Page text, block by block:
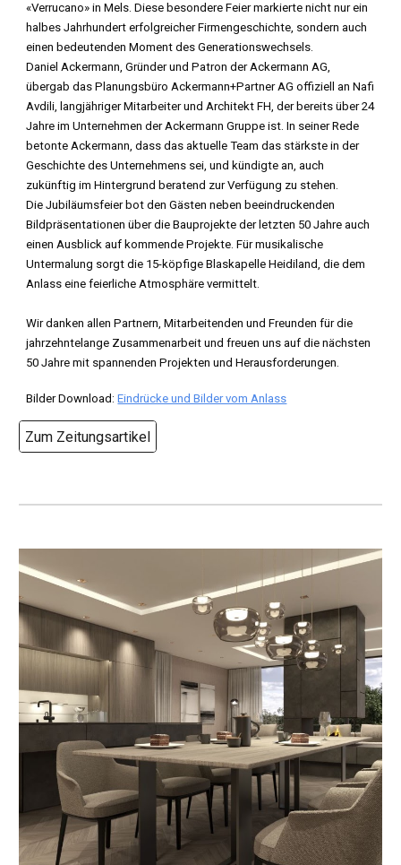
«Verrucano» in Mels. Diese besondere Feier markierte nicht nur ein
halbes Jahrhundert erfolgreicher Firmengeschichte, sondern auch
einen bedeutenden Moment des Generationswechsels.
Daniel Ackermann, Gründer und Patron der Ackermann AG,
übergab das Planungsbüro Ackermann+Partner AG offiziell an Nafi
Avdili, langjähriger Mitarbeiter und Architekt FH, der bereits über 24
Jahre im Unternehmen der Ackermann Gruppe ist. In seiner Rede
betonte Ackermann, dass das aktuelle Team das stärkste in der
Geschichte des Unternehmens sei, und kündigte an, auch
zukünftig im Hintergrund beratend zur Verfügung zu stehen.
Die Jubiläumsfeier bot den Gästen neben beeindruckenden
Bildpräsentationen über die Bauprojekte der letzten 50 Jahre auch
einen Ausblick auf kommende Projekte. Für musikalische
Untermalung sorgt die 15-köpfige Blaskapelle Heidiland, die dem
Anlass eine feierliche Atmosphäre vermittelt.
Wir danken allen Partnern, Mitarbeitenden und Freunden für die
jahrzehntelange Zusammenarbeit und freuen uns auf die nächsten
50 Jahre mit spannenden Projekten und Herausforderungen.
Bilder Download:Eindrücke und Bilder vom Anlass
Zum Zeitungsartikel